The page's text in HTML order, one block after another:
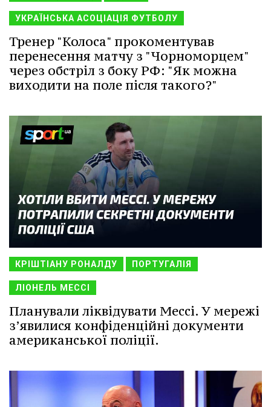
УКРАЇНСЬКА АСОЦІАЦІЯ ФУТБОЛУ
Тренер "Колоса" прокоментував
перенесення матчу з "Чорноморцем"
через обстріл з боку РФ: "Як можна
виходити на поле після такого?"
КРІШТІАНУ РОНАЛДУ ПОРТУГАЛІЯ
ЛІОНЕЛЬ МЕССІ
Планували ліквідувати Мессі. У мережі
з’явилися конфіденційні документи
американської поліції.